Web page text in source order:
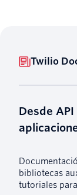
Twilio
Desde
bibliotecas
tutoriales